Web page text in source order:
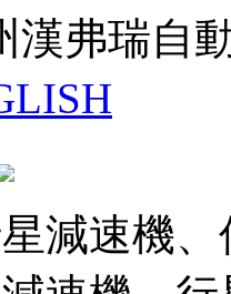
漢弗瑞自
減速機